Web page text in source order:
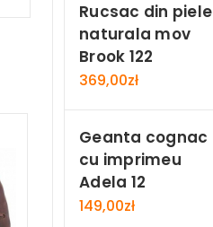
Rucsac din piele
naturala mov
Brook 122
369,00zł
Geanta cognac
cu imprimeu
Adela 12
149,00zł